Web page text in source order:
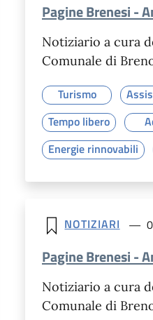
Pagine Brenesi -
Notiziario a cura
Comunale di
Turismo
Tempo libero
Energie rinnovabili
NOTIZIARI
Pagine Brenesi -
Notiziario a cura
Comunale di